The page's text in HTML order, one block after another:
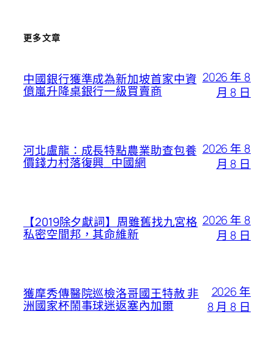
更多文章
中國銀行獲準成為新加坡首家中資
億嵐升降桌銀行一級買賣商
2026 年 8
月 8 日
河北盧龍：成長特點農業助查包養
價錢力村落復興_中國網
2026 年 8
月 8 日
【2019除夕獻詞】周雖舊找九宮格
私密空間邦，其命維新
2026 年 8
月 8 日
獲摩秀傳醫院巡檢洛哥國王特赦 非
洲國家杯鬧事球迷返塞內加爾
2026 年
8 月 8 日